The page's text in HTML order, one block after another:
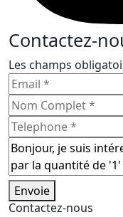
Contactez-
Les champs
Envoie
Contactez-nous